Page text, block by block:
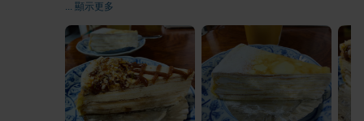
... 顯示更多